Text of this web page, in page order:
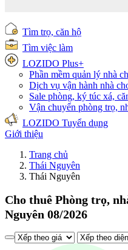
Tìm trọ, căn hộ
Tìm việc làm
LOZIDO Plus+
Phần mềm quản lý nhà
Dịch vụ vận hành nhà
Sale phòng, ký túc xá,
Vận chuyển phòng trọ,
LOZIDO Tuyển dụng
Giới thiệu
Trang chủ
Thái Nguyên
Thái Nguyên
Cho thuê Phòng trọ,
Nguyên 08/2026